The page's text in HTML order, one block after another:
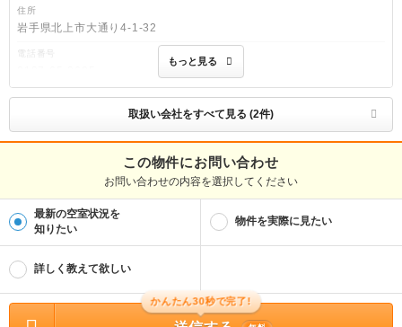
住所
岩手県北上市大通り4-1-32
電話番号
免許番号
国土交通大臣(2)第9120号
取引態様
100509380410
※お問い合わせの際には、担当者へ物件管理番号をお伝えください。
6分、いわて銀河鉄道線/厨川駅 歩38分 / 面積 : 72.87m² / 築年月 : 新築(2026年0
料、保証金等 : －、 償却、敷引 : － / 住宅総合保険等の損害保険料 : 要 / その他 :
※更新事務手数料：16 500円 ※線は宅内配線のみ(その他加入工事費は入居者負担)
固定、FAXをご利用の方は必ず契約前にご確認下さい。 合計1.65万円（内訳：安心
もっと見る
取扱い会社をすべて見る (2件)
この物件にお問い合わせ
お問い合わせの内容を選択してください
最新の空室状況を
知りたい
物件を実際に見たい
詳しく教えて欲しい
かんたん30秒で完了!